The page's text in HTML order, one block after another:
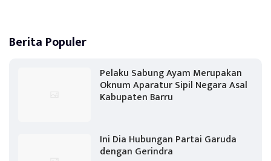
Berita Populer
Pelaku Sabung Ayam Merupakan
Oknum Aparatur Sipil Negara Asal
Kabupaten Barru
Ini Dia Hubungan Partai Garuda
dengan Gerindra